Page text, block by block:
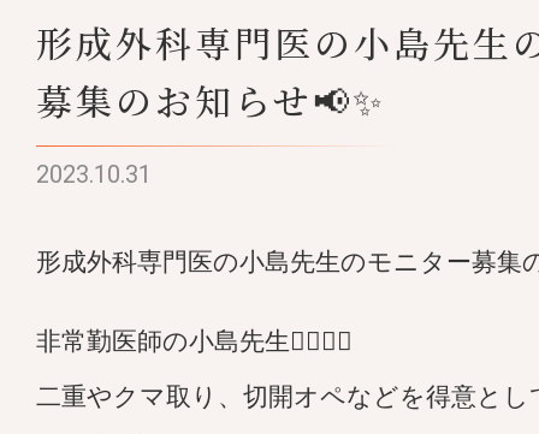
形成外科専門医の小島先生
募集のお知らせ📢✨
2023.10.31
形成外科専門医の小島先生のモニター募集
非常勤医師の小島先生👨🏻‍⚕️✨
二重やクマ取り、切開オペなどを得意と